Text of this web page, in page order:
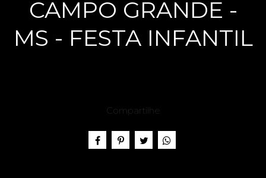
CAMPO GRANDE -
MS - FESTA INFANTIL
ALICE,
10
Compartilhe